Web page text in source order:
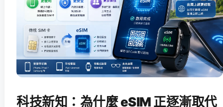
科技新知：為什麼 eSIM 正逐漸取代